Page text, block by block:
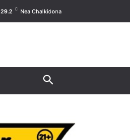
29.2 C Nea Chalkidona